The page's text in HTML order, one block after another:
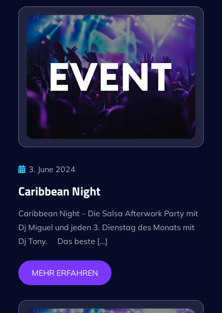
3. June 2024
Caribbean Night
Caribbean Night – Die Salsa Afterwork Party mit
Dj Miguel und jeden 3. Dienstag des Monats mit
Dj Tony. Das beste […]
MEHR ERFAHREN